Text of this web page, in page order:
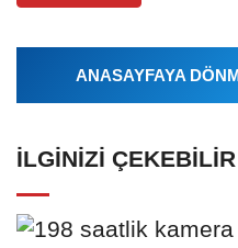
ANASAYFAYA
İLGINIZI ÇEKEBILIR